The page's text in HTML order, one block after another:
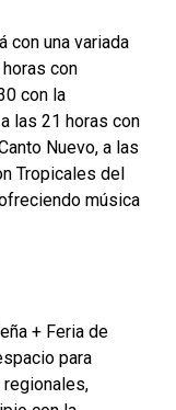
con una variada
con
con la
las 21 horas con
Nuevo, a las
Tropicales del
música
+ Feria de
para